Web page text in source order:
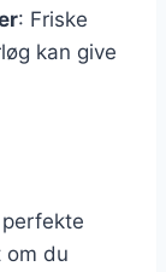
: Friske
kan give
om du